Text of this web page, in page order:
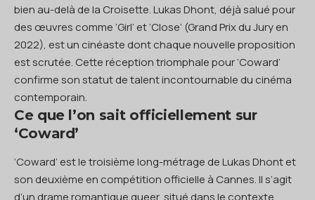
bien au-delà de la Croisette. Lukas Dhont, déjà salué pour
des œuvres comme ‘Girl’ et ‘Close’ (Grand Prix du Jury en
2022), est un cinéaste dont chaque nouvelle proposition
est scrutée. Cette réception triomphale pour ‘Coward’
confirme son statut de talent incontournable du cinéma
contemporain.
Ce que l’on sait officiellement sur
‘Coward’
‘Coward’ est le troisième long-métrage de Lukas Dhont et
son deuxième en compétition officielle à Cannes. Il s’agit
d’un drame romantique queer, situé dans le contexte